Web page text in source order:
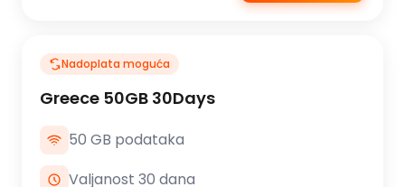
Nadoplata moguća
Greece 50GB 30Days
50 GB podataka
Valjanost 30 dana